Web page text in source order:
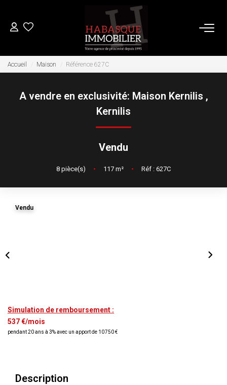
ACHETER
LOUER
VENDRE
Estimation
Biens Vendus
Accueil Maison Référence 627C
A vendre en exclusivité: Maison Kernilis ,
Kernilis
Vendu
8 pièce(s) • 117 m² • Réf : 627C
Vendu
Simulation de remboursement :
537 €/mois
pendant 20 ans à 3% avec un apport de 10 750 €
Description